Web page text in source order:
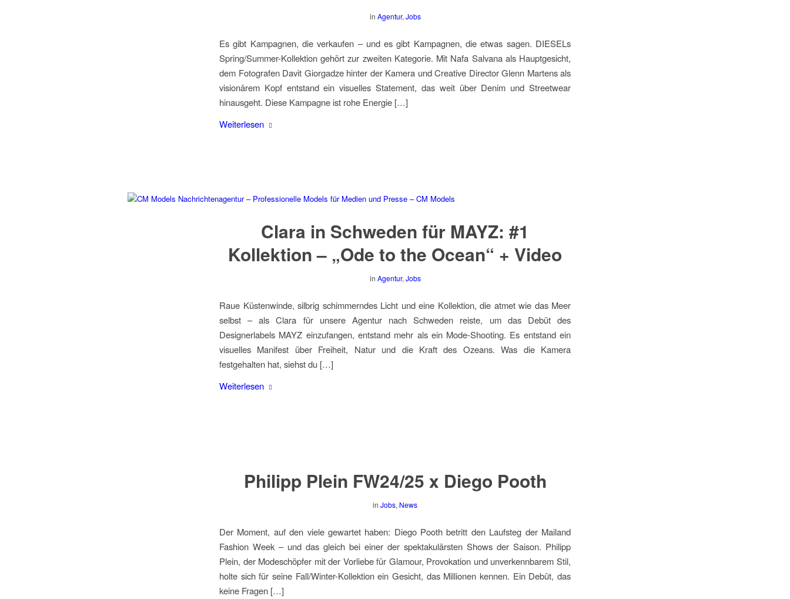
in Agentur, Jobs
Es gibt Kampagnen, die verkaufen – und es gibt Kampagnen, die etwas sagen. DIESELs
Spring/Summer-Kollektion gehört zur zweiten Kategorie. Mit Nafa Salvana als Hauptgesicht,
dem Fotografen Davit Giorgadze hinter der Kamera und Creative Director Glenn Martens als
visionärem Kopf entstand ein visuelles Statement, das weit über Denim und Streetwear
hinausgeht. Diese Kampagne ist rohe Energie […]
Weiterlesen
Clara in Schweden für MAYZ: #1
Kollektion – „Ode to the Ocean“ + Video
in Agentur, Jobs
Raue Küstenwinde, silbrig schimmerndes Licht und eine Kollektion, die atmet wie das Meer
selbst – als Clara für unsere Agentur nach Schweden reiste, um das Debüt des
Designerlabels MAYZ einzufangen, entstand mehr als ein Mode-Shooting. Es entstand ein
visuelles Manifest über Freiheit, Natur und die Kraft des Ozeans. Was die Kamera
festgehalten hat, siehst du […]
Weiterlesen
Philipp Plein FW24/25 x Diego Pooth
in Jobs, News
Der Moment, auf den viele gewartet haben: Diego Pooth betritt den Laufsteg der Mailand
Fashion Week – und das gleich bei einer der spektakulärsten Shows der Saison. Philipp
Plein, der Modeschöpfer mit der Vorliebe für Glamour, Provokation und unverkennbarem Stil,
holte sich für seine Fall/Winter-Kollektion ein Gesicht, das Millionen kennen. Ein Debüt, das
keine Fragen […]